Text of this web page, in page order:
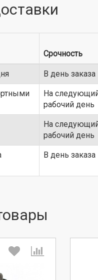
Срочность
В день заказа
На
рабочий день
На
рабочий день
В день заказа